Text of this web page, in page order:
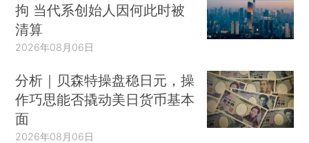
拘 当代系创始人因何此时被
清算
2026年08月06日
分析｜贝森特操盘稳日元，操
作巧思能否撬动美日货币基本
面
2026年08月06日